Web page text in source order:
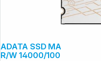
ADATA SSD MARS 980 BLADE 1TB M.2 PCIe
R/W 14000/10000